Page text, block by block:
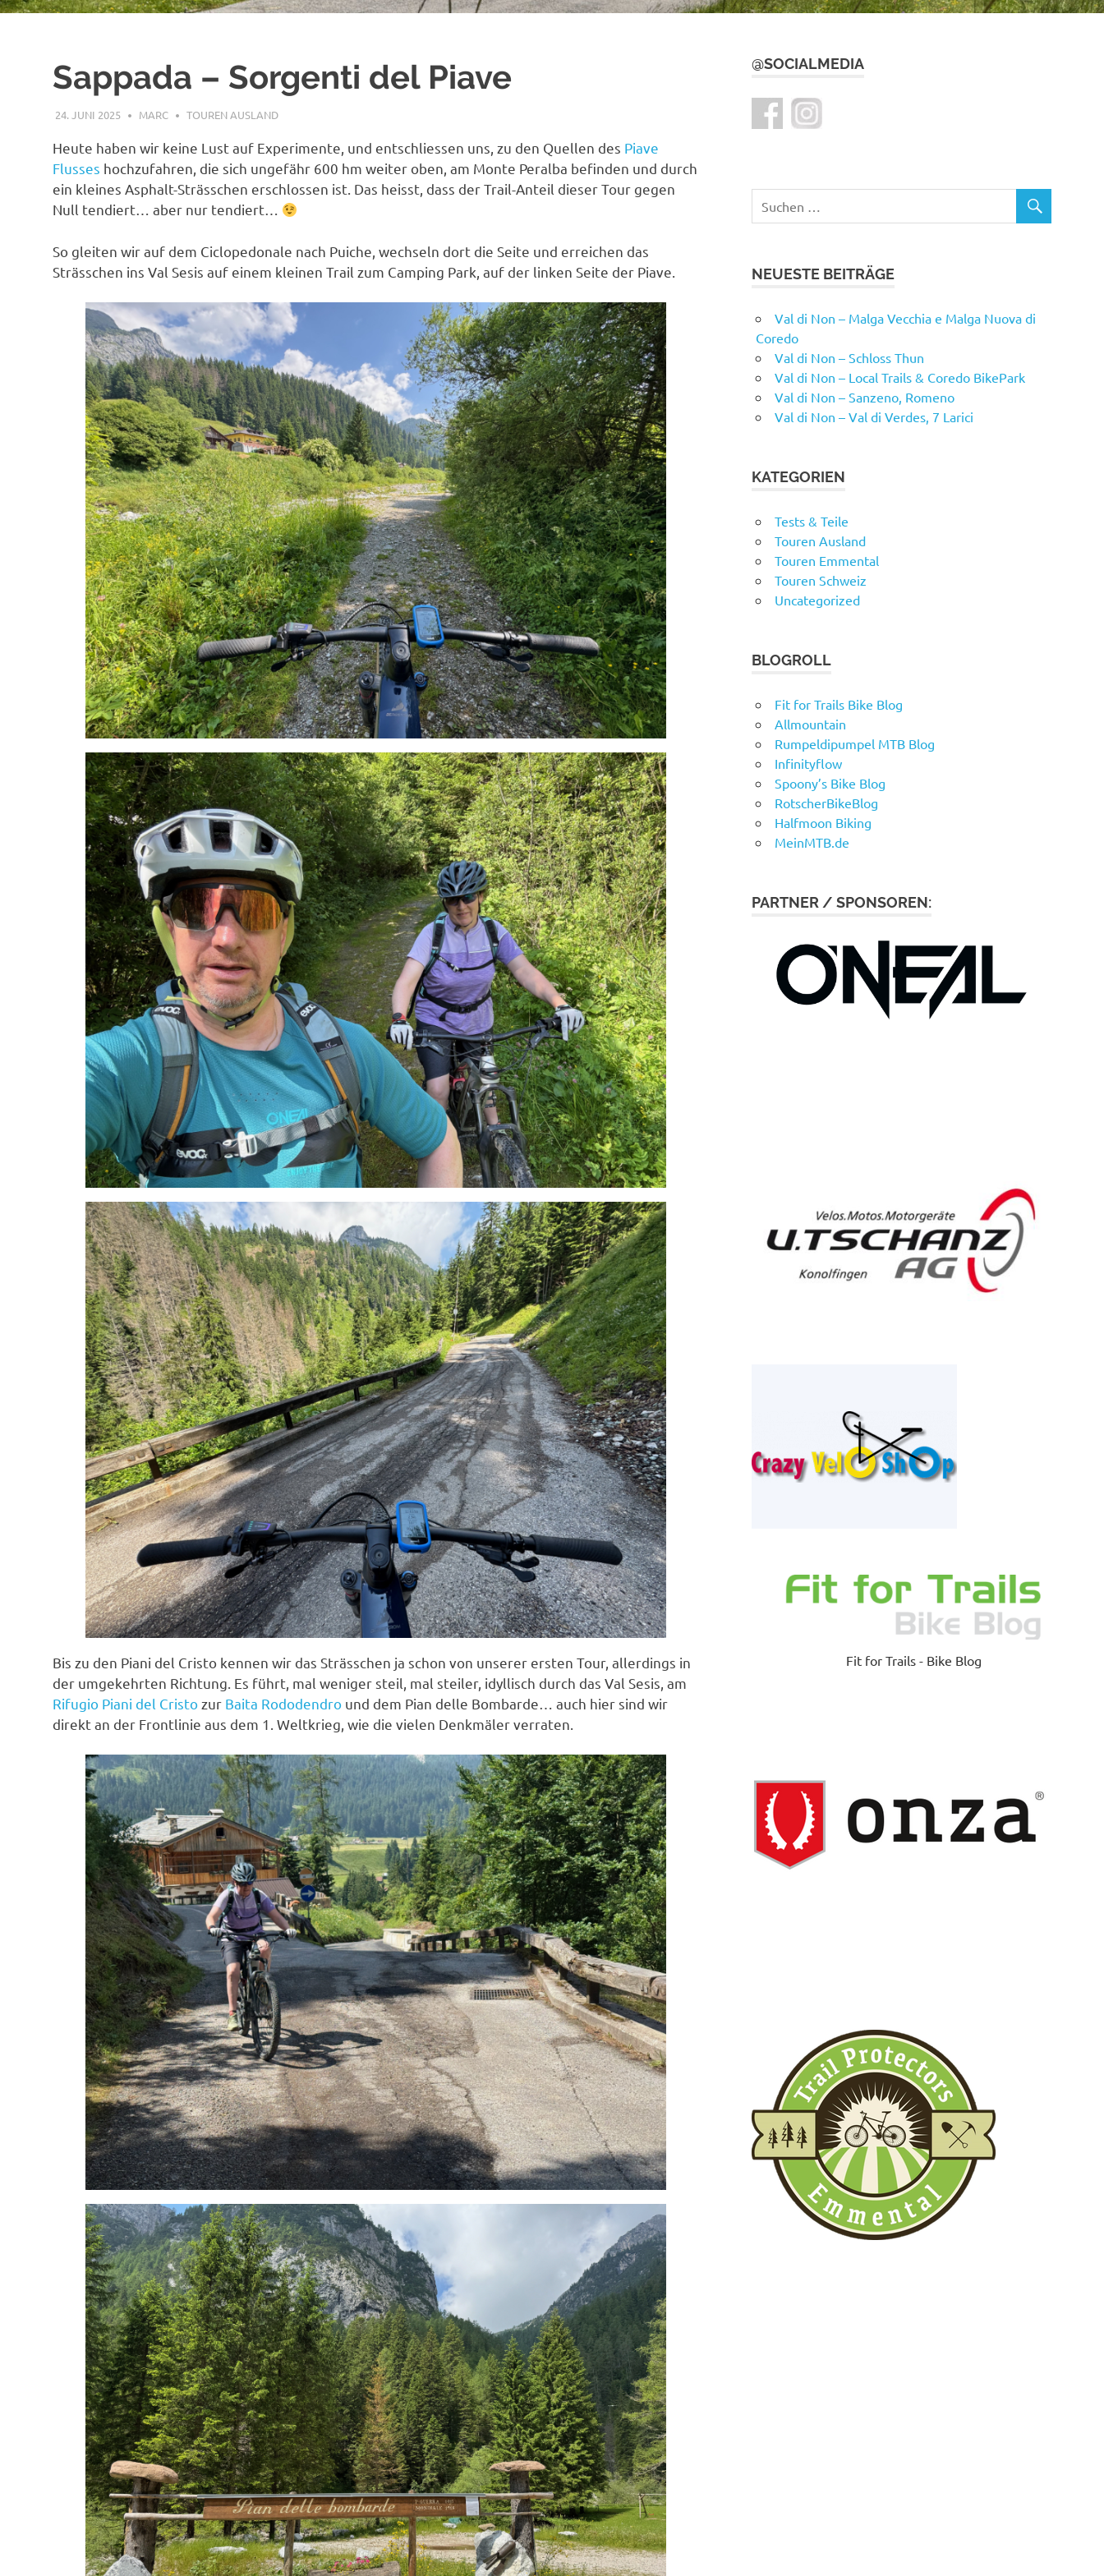
Sappada – Sorgenti del Piave
24. JUNI 2025 MARC TOUREN AUSLAND
Heute haben wir keine Lust auf Experimente, und entschliessen uns, zu den Quellen des Piave
Flusses hochzufahren, die sich ungefähr 600 hm weiter oben, am Monte Peralba befinden und durch
ein kleines Asphalt-Strässchen erschlossen ist. Das heisst, dass der Trail-Anteil dieser Tour gegen
Null tendiert… aber nur tendiert…
So gleiten wir auf dem Ciclopedonale nach Puiche, wechseln dort die Seite und erreichen das
Strässchen ins Val Sesis auf einem kleinen Trail zum Camping Park, auf der linken Seite der Piave.
Bis zu den Piani del Cristo kennen wir das Strässchen ja schon von unserer ersten Tour, allerdings in
der umgekehrten Richtung. Es führt, mal weniger steil, mal steiler, idyllisch durch das Val Sesis, am
Rifugio Piani del Cristozur Baita Rododendro und dem Pian delle Bombarde… auch hier sind wir
direkt an der Frontlinie aus dem 1. Weltkrieg, wie die vielen Denkmäler verraten.
@SOCIALMEDIA
NEUESTE BEITRÄGE
Val di Non – Malga Vecchia e Malga Nuova di
Coredo
Val di Non – Schloss Thun
Val di Non – Local Trails & Coredo BikePark
Val di Non – Sanzeno, Romeno
Val di Non – Val di Verdes, 7 Larici
KATEGORIEN
Tests & Teile
Touren Ausland
Touren Emmental
Touren Schweiz
Uncategorized
BLOGROLL
Fit for Trails Bike Blog
Allmountain
Rumpeldipumpel MTB Blog
Infinityflow
Spoony’s Bike Blog
RotscherBikeBlog
Halfmoon Biking
MeinMTB.de
PARTNER / SPONSOREN:
Fit for Trails - Bike Blog